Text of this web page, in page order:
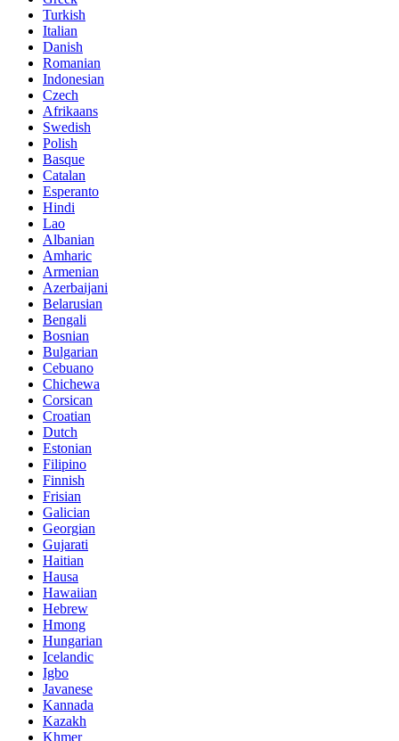
Turkish
Italian
Danish
Romanian
Indonesian
Czech
Afrikaans
Swedish
Polish
Basque
Catalan
Esperanto
Hindi
Lao
Albanian
Amharic
Armenian
Azerbaijani
Belarusian
Bengali
Bosnian
Bulgarian
Cebuano
Chichewa
Corsican
Croatian
Dutch
Estonian
Filipino
Finnish
Frisian
Galician
Georgian
Gujarati
Haitian
Hausa
Hawaiian
Hebrew
Hmong
Hungarian
Icelandic
Igbo
Javanese
Kannada
Kazakh
Khmer